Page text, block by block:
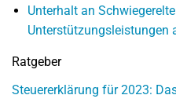
Unterhalt an
Unterstützungsleistungen
Ratgeber
Steuererklärung für 2023: